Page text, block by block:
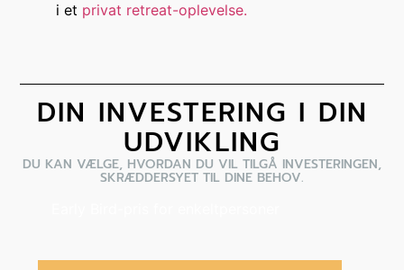
i et privat retreat-oplevelse.
DIN INVESTERING I DIN
UDVIKLING
DU KAN VÆLGE, HVORDAN DU VIL TILGÅ INVESTERINGEN,
SKRÆDDERSYET TIL DINE BEHOV.